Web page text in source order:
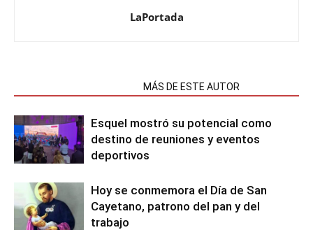
LaPortada
MÁS DE ESTE AUTOR
Esquel mostró su potencial como
destino de reuniones y eventos
deportivos
Hoy se conmemora el Día de San
Cayetano, patrono del pan y del
trabajo